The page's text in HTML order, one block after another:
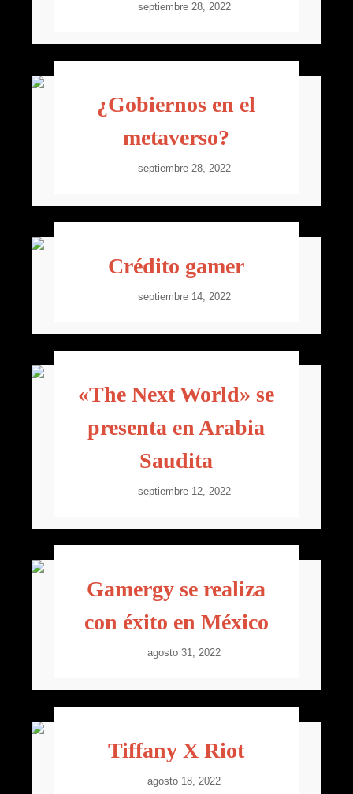
septiembre 28, 2022
¿Gobiernos en el
metaverso?
septiembre 28, 2022
Crédito gamer
septiembre 14, 2022
«The Next World» se
presenta en Arabia
Saudita
septiembre 12, 2022
Gamergy se realiza
con éxito en México
agosto 31, 2022
Tiffany X Riot
agosto 18, 2022